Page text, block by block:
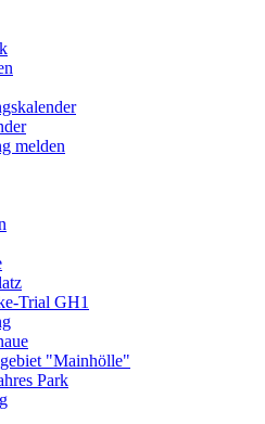
melden
Trial GH1
"Mainhölle"
Park